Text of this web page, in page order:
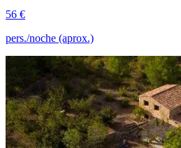
56 €
pers./noche (aprox.)